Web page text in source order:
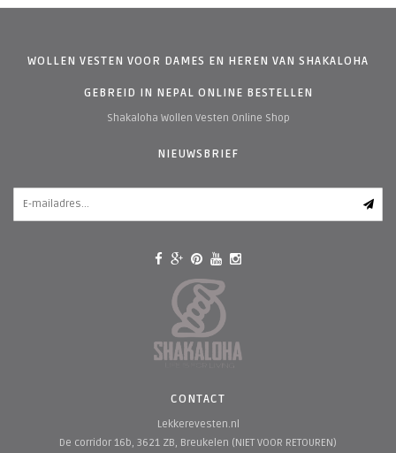
WOLLEN VESTEN VOOR DAMES EN HEREN VAN SHAKALOHA
GEBREID IN NEPAL ONLINE BESTELLEN
Shakaloha Wollen Vesten Online Shop
NIEUWSBRIEF
CONTACT
Lekkerevesten.nl
De corridor 16b, 3621 ZB, Breukelen (NIET VOOR RETOUREN)